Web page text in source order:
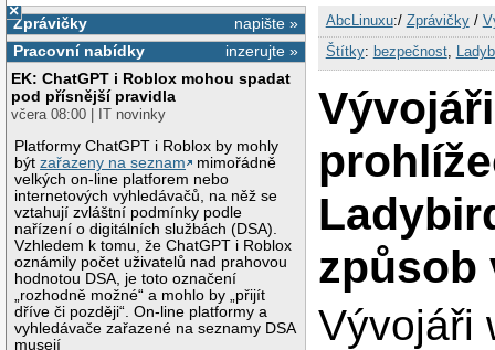
×
napište »
Zprávičky
inzerujte »
Pracovní nabídky
EK: ChatGPT i Roblox mohou spadat
pod přísnější pravidla
včera 08:00 | IT novinky
Platformy ChatGPT i Roblox by mohly
býtzařazeny na seznam
mimořádně
velkých on-line platforem nebo
internetových vyhledávačů, na něž se
vztahují zvláštní podmínky podle
nařízení o digitálních službách (DSA).
Vzhledem k tomu, že ChatGPT i Roblox
oznámily počet uživatelů nad prahovou
hodnotou DSA, je toto označení
„rozhodně možné“ a mohlo by „přijít
dříve či později“. On-line platformy a
vyhledávače zařazené na seznamy DSA
musejí
AbcLinuxu:/ Zprávičky/
Štítky: bezpečnost,
Vývojáři
způsob
Vývojáři